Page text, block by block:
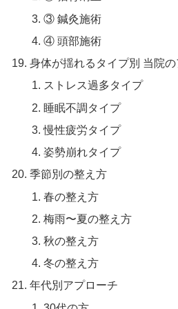
③ 鍼灸施術
④ 頭部施術
身体が揺れるタイプ別 当院
ストレス過多タイプ
睡眠不調タイプ
慢性疲労タイプ
姿勢崩れタイプ
季節別の整え方
春の整え方
梅雨〜夏の整え方
秋の整え方
冬の整え方
年代別アプローチ